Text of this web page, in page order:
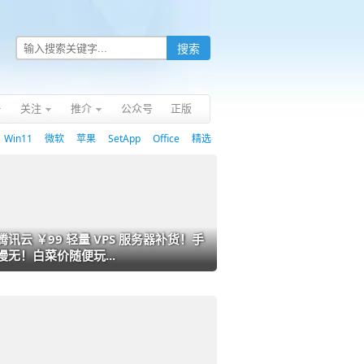
关注 推介 公众号 正版
Win11 微软 苹果 SetApp Office 精选
讯云 ￥99 轻量 VPS 服务器补货！手
无！白菜价随便玩...